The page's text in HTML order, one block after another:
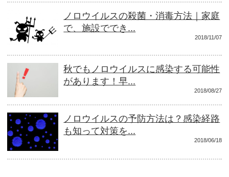
ノロウイルスの殺菌・消毒方法｜家庭
で、施設ででき...
2018/11/07
秋でもノロウイルスに感染する可能性
があります！早...
2018/08/27
ノロウイルスの予防方法は？感染経路
も知って対策を...
2018/06/18